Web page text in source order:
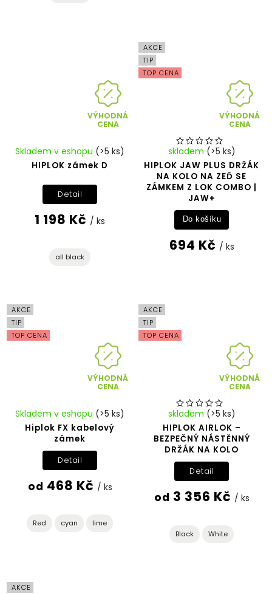
VÝHODNÁ
CENA
HIPLOK zámek D
Skladem v eshopu (>5 ks)
1 198 Kč / ks
Detail
all black
AKCE
TIP
TOP CENA
VÝHODNÁ
CENA
HIPLOK JAW PLUS DRŽÁK
NA KOLO NA ZEĎ SE
ZÁMKEM Z LOK COMBO |
JAW+
skladem (>5 ks)
694 Kč / ks
Do košíku
AKCE
TIP
TOP CENA
VÝHODNÁ
CENA
Hiplok FX kabelový
zámek
Skladem v eshopu (>5 ks)
od 468 Kč / ks
Detail
Red cyan lime
AKCE
TIP
TOP CENA
VÝHODNÁ
CENA
HIPLOK AIRLOK –
BEZPEČNÝ NÁSTĚNNÝ
DRŽÁK NA KOLO
skladem (>5 ks)
od 3 356 Kč / ks
Detail
Black White
AKCE